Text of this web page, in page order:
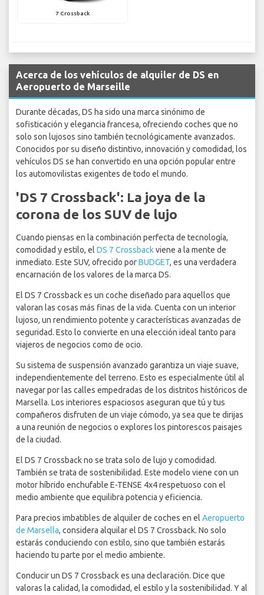
7 Crossback
Acerca de los vehículos de alquiler de DS en
Aeropuerto de Marseille
Durante décadas, DS ha sido una marca sinónimo de
sofisticación y elegancia francesa, ofreciendo coches que no
solo son lujosos sino también tecnológicamente avanzados.
Conocidos por su diseño distintivo, innovación y comodidad, los
vehículos DS se han convertido en una opción popular entre
los automovilistas exigentes de todo el mundo.
'DS 7 Crossback': La joya de la
corona de los SUV de lujo
Cuando piensas en la combinación perfecta de tecnología,
comodidad y estilo, el DS 7 Crossbackviene a la mente de
inmediato. Este SUV, ofrecido porBUDGET, es una verdadera
encarnación de los valores de la marca DS.
El DS 7 Crossback es un coche diseñado para aquellos que
valoran las cosas más finas de la vida. Cuenta con un interior
lujoso, un rendimiento potente y características avanzadas de
seguridad. Esto lo convierte en una elección ideal tanto para
viajeros de negocios como de ocio.
Su sistema de suspensión avanzado garantiza un viaje suave,
independientemente del terreno. Esto es especialmente útil al
navegar por las calles empedradas de los distritos históricos de
Marsella. Los interiores espaciosos aseguran que tú y tus
compañeros disfruten de un viaje cómodo, ya sea que te dirijas
a una reunión de negocios o explores los pintorescos paisajes
de la ciudad.
El DS 7 Crossback no se trata solo de lujo y comodidad.
También se trata de sostenibilidad. Este modelo viene con un
motor híbrido enchufable E-TENSE 4x4 respetuoso con el
medio ambiente que equilibra potencia y eficiencia.
Para precios imbatibles de alquiler de coches en el Aeropuerto
de Marsella, considera alquilar el DS 7 Crossback. No solo
estarás conduciendo con estilo, sino que también estarás
haciendo tu parte por el medio ambiente.
Conducir un DS 7 Crossback es una declaración. Dice que
valoras la calidad, la comodidad, el estilo y la sostenibilidad. Y al